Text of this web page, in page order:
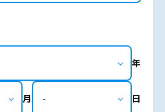
年
月 日